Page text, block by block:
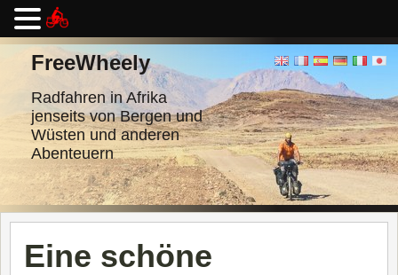
Zum
springenFreeWheely
Radfahren in Afrika
jenseits von Bergen und
Wüsten und anderen
Abenteuern
Eine schöne